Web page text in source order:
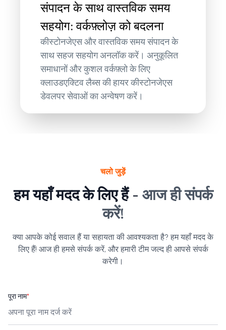
संपादन के साथ वास्तविक समय
सहयोग: वर्कफ़्लोज़ को बदलना
कीस्टोनजेएस और वास्तविक समय संपादन के
साथ सहज सहयोग अनलॉक करें। अनुकूलित
समाधानों और कुशल वर्कफ़्लो के लिए
क्लाउडएक्टिव लैब्स की हायर कीस्टोनजेएस
डेवलपर सेवाओं का अन्वेषण करें।
चलो जुड़ें
हम यहाँ मदद के लिए हैं - आज ही संपर्क
करें!
क्या आपके कोई सवाल हैं या सहायता की आवश्यकता है? हम यहाँ मदद के
लिए हैं! आज ही हमसे संपर्क करें, और हमारी टीम जल्द ही आपसे संपर्क
करेगी।
पूरा नाम*